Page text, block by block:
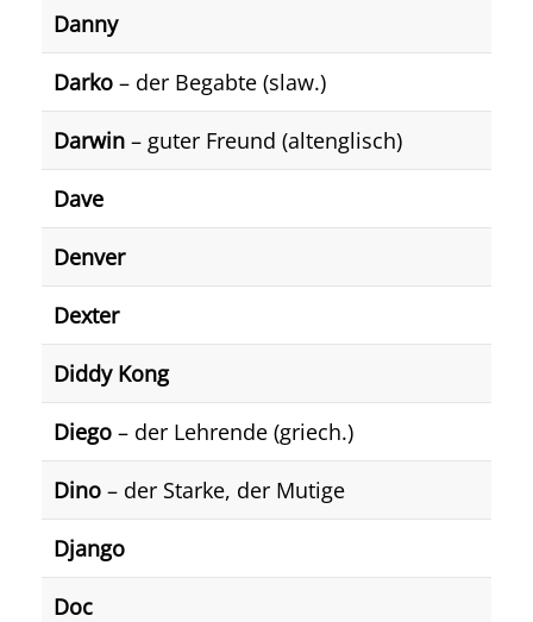
Danny
Darko – der Begabte (slaw.)
Darwin – guter Freund (altenglisch)
Dave
Denver
Dexter
Diddy Kong
Diego – der Lehrende (griech.)
Dino – der Starke, der Mutige
Django
Doc